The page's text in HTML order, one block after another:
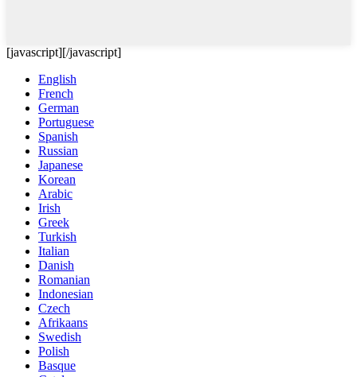
[javascript][/javascript]
English
French
German
Portuguese
Spanish
Russian
Japanese
Korean
Arabic
Irish
Greek
Turkish
Italian
Danish
Romanian
Indonesian
Czech
Afrikaans
Swedish
Polish
Basque